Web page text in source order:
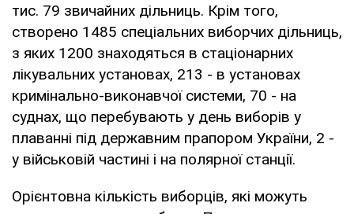
тис. 79 звичайних дільниць. Крім того,
створено 1485 спеціальних виборчих дільниць,
з яких 1200 знаходяться в стаціонарних
лікувальних установах, 213 - в установах
кримінально-виконавчої системи, 70 - на
суднах, що перебувають у день виборів у
плаванні під державним прапором України, 2 -
у військовій частині і на полярної станції.
Орієнтовна кількість виборців, які можуть